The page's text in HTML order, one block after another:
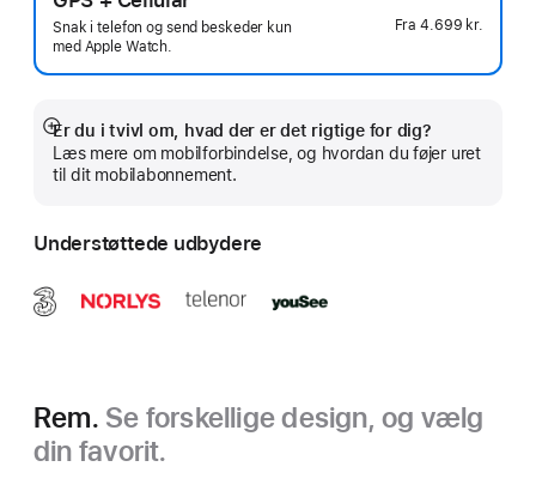
Snak i telefon og send beskeder kun
med Apple Watch.
Fra4.699 kr.
Er du i tvivl om, hvad der er det rigtige for dig?
Læs mere om mobilforbindelse, og hvordan du føjer uret
til dit mobilabonnement.
Vis
mere
Understøttede udbydere
Rem. Se forskellige design, og vælg
din favorit.